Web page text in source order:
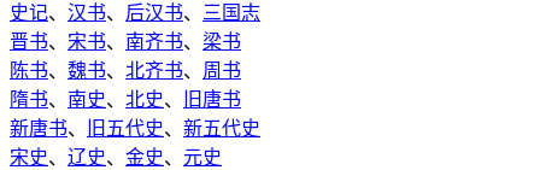
史记、 汉书、 后汉书、 三国志
晋书、 宋书、 南齐书、 梁书
陈书、 魏书、 北齐书、 周书
隋书、 南史、 北史、
旧唐书
新唐书、 旧五代史、 新五代史
宋史、 辽史、 金史、 元史